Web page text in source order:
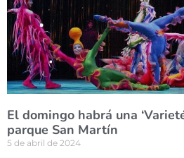
El domingo habrá una
parque San Martín
5 de abril de 2024